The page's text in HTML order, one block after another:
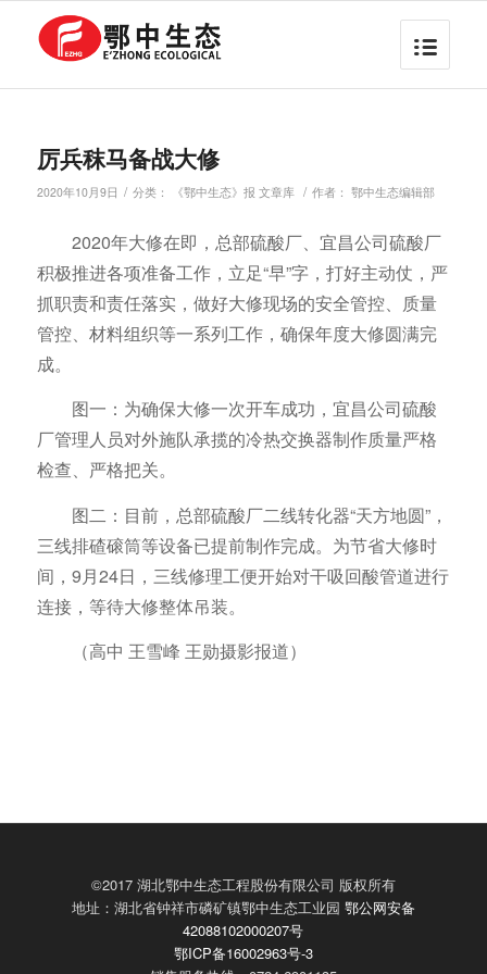
厉兵秣马备战大修
2020年10月9日 / 分类： 《鄂中生态》报 文章库 / 作者： 鄂中生态编辑部
2020年大修在即，总部硫酸厂、宜昌公司硫酸厂
积极推进各项准备工作，立足“早”字，打好主动仗，严
抓职责和责任落实，做好大修现场的安全管控、质量
管控、材料组织等一系列工作，确保年度大修圆满完
成。
图一：为确保大修一次开车成功，宜昌公司硫酸
厂管理人员对外施队承揽的冷热交换器制作质量严格
检查、严格把关。
图二：目前，总部硫酸厂二线转化器“天方地圆”，
三线排碴磙筒等设备已提前制作完成。为节省大修时
间，9月24日，三线修理工便开始对干吸回酸管道进行
连接，等待大修整体吊装。
（高中 王雪峰 王勋摄影报道）
©2017 湖北鄂中生态工程股份有限公司 版权所有
地址：湖北省钟祥市磷矿镇鄂中生态工业园 鄂公网安备
42088102000207号
鄂ICP备16002963号-3